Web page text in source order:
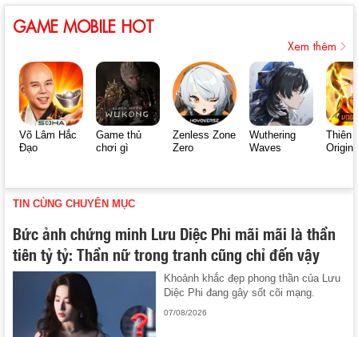
GAME MOBILE HOT
Xem thêm
Võ Lâm Hắc
Đạo
Game thủ
chơi gì
Zenless Zone
Zero
Wuthering
Waves
Thiên
Origin
TIN CÙNG CHUYÊN MỤC
Bức ảnh chứng minh Lưu Diệc Phi mãi mãi là thần
tiên tỷ tỷ: Thần nữ trong tranh cũng chỉ đến vậy
Khoảnh khắc đẹp phong thần của Lưu
Diệc Phi đang gây sốt cõi mạng.
07/08/2026